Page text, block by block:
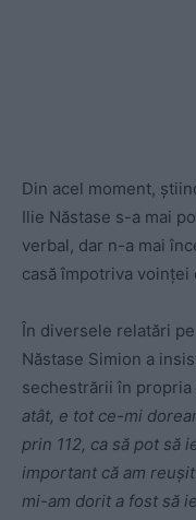
Din acel moment,
Ilie Năstase s-a mai
verbal, dar n-a mai
casă împotriva voinței
În diversele relatări
Năstase Simion a
sechestrării în propria
atât, e tot ce-mi
prin 112, ca să pot să
important că am
mi-am dorit a fost să